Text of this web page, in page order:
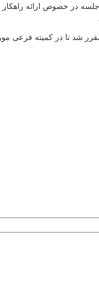
جلسه در خصوص ارائه
شد تا در کمیته فرعی